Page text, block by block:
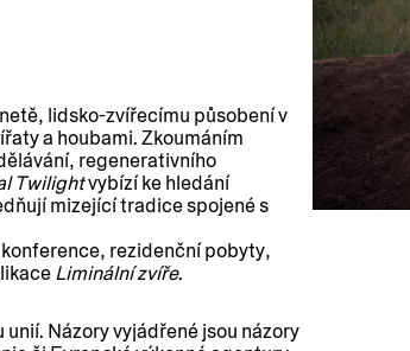
lidsko-zvířecímu působení v
a houbami. Zkoumáním
regenerativního
Twilightvybízí ke hledání
mizející tradice spojené s
rezidenční pobyty,
Liminální zvíře.
Názory vyjádřené jsou názory